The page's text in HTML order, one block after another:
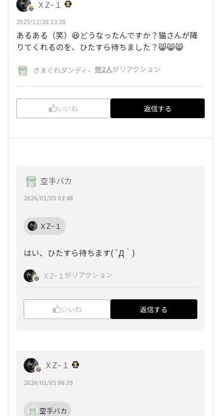
ＸZ−１
2025/12/28 13:20
あるある（笑）😆どうなったんですか？猫さんが降
りてくれるのを、ひたすら待ちました？😸😸😸
きまぐれダンディ 、 他2人がリアクション
いいね 返信する
空手バカ
2026/01/05 03:48
ＸZ−１
はい、ひたすら待ちます(´Д｀)
ＸZ−１ がリアクション
いいね 返信する
ＸZ−１
2026/01/05 06:39
空手バカ